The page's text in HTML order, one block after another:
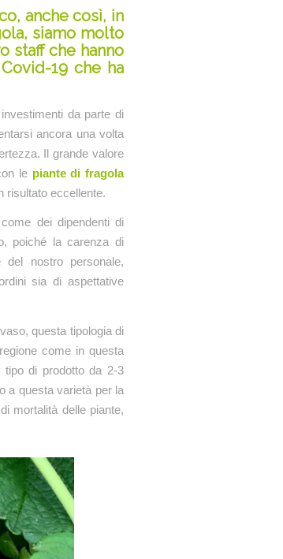
anche così, in
siamo molto
staff che hanno
19 che ha
da parte di
ancora una volta
Il grande valore
le piante di fragola
risultato eccellente.
dei dipendenti di
poiché la carenza di
nostro personale,
sia di aspettative
questa tipologia di
come in questa
tipo di prodotto da 2-3
a questa varietà per la
mortalità delle piante,